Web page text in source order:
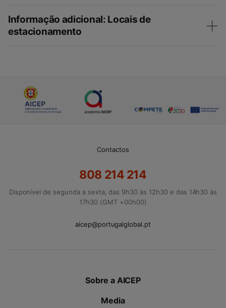
Informação adicional: Locais de
estacionamento
Contactos
808 214 214
Disponível de segunda a sexta, das 9h30 às 12h30 e das 14h30 às
17h30 (GMT +00h00)
aicep@portugalglobal.pt
Sobre a AICEP
Media